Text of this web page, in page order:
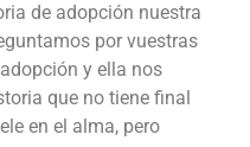
de adopción nuestra
por vuestras
y ella nos
que no tiene final
en el alma, pero